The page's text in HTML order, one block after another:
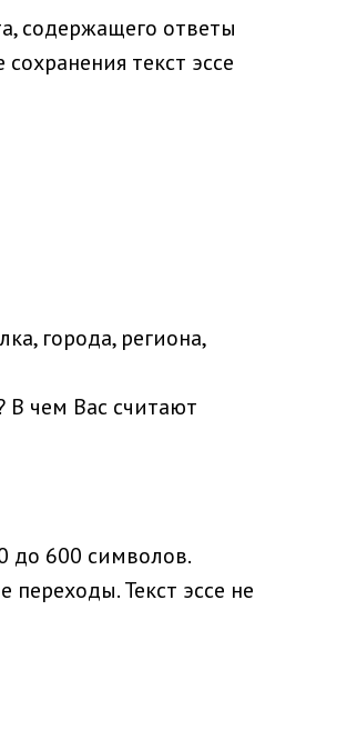
содержащего ответы
текст эссе
города, региона,
В чем Вас считают
до 600 символов.
Текст эссе не